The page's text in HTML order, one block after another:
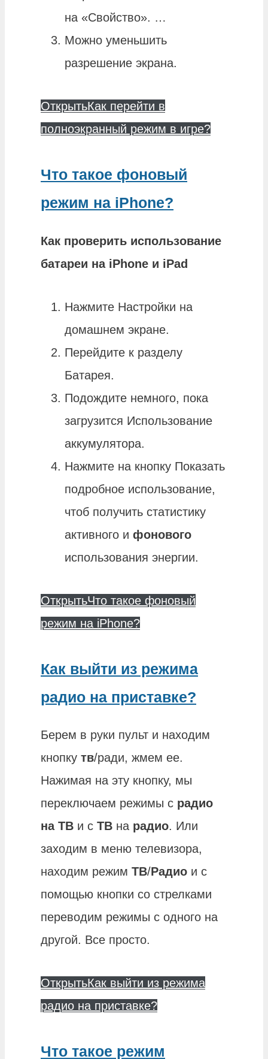
на «Свойство». …
Можно уменьшить
разрешение экрана.
ОткрытьКак перейти в
полноэкранный режим в игре?
Что такое фоновый
режим на iPhone?
Как проверить использование
батареи на iPhone и iPad
Нажмите Настройки на
домашнем экране.
Перейдите к разделу
Батарея.
Подождите немного, пока
загрузится Использование
аккумулятора.
Нажмите на кнопку Показать
подробное использование,
чтоб получить статистику
активного и фонового
использования энергии.
ОткрытьЧто такое фоновый
режим на iPhone?
Как выйти из режима
радио на приставке?
Берем в руки пульт и находим
кнопку тв/ради, жмем ее.
Нажимая на эту кнопку, мы
переключаем режимы с радио
на ТВ и с ТВ на радио. Или
заходим в меню телевизора,
находим режим ТВ/Радио и с
помощью кнопки со стрелками
переводим режимы с одного на
другой. Все просто.
ОткрытьКак выйти из режима
радио на приставке?
Что такое режим